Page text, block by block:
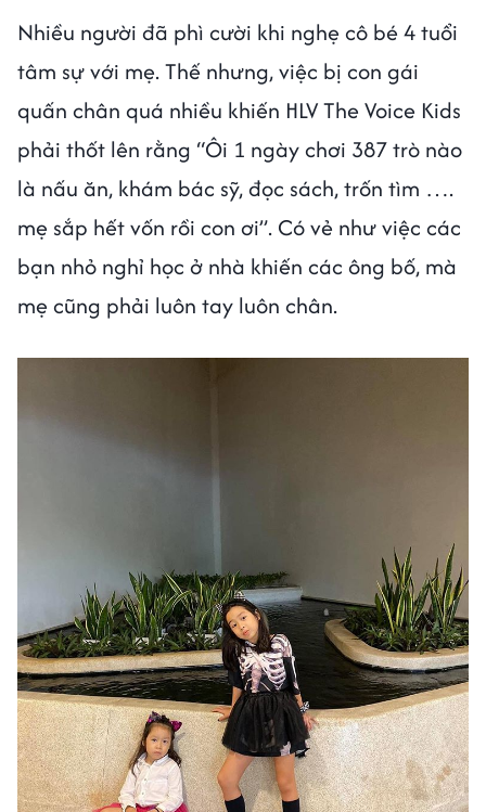
Nhiều người đã phì cười khi nghẹ cô bé 4 tuổi
tâm sự với mẹ. Thế nhưng, việc bị con gái
quấn chân quá nhiều khiến HLV The Voice Kids
phải thốt lên rằng “Ôi 1 ngày chơi 387 trò nào
là nấu ăn, khám bác sỹ, đọc sách, trốn tìm ….
mẹ sắp hết vốn rồi con ơi”. Có vẻ như việc các
bạn nhỏ nghỉ học ở nhà khiến các ông bố, mà
mẹ cũng phải luôn tay luôn chân.